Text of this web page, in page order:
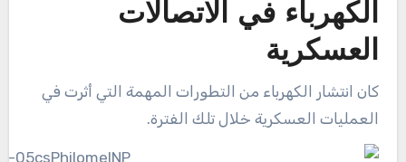
الكهرباء في الاتصالات
العسكرية
كان انتشار الكهرباء من التطورات المهمة التي أثرت في
العمليات العسكرية خلال تلك الفترة.